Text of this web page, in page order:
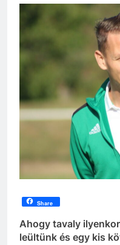
Share
Ahogy tavaly
leültünk és egy kis